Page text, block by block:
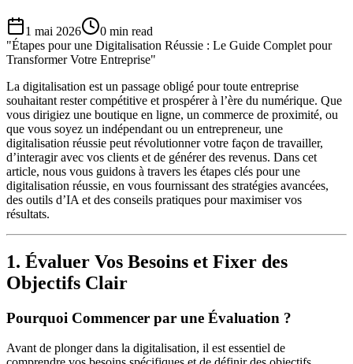
1 mai 2026 0 min read
"Étapes pour une Digitalisation Réussie : Le Guide Complet pour
Transformer Votre Entreprise"
La digitalisation est un passage obligé pour toute entreprise
souhaitant rester compétitive et prospérer à l’ère du numérique. Que
vous dirigiez une boutique en ligne, un commerce de proximité, ou
que vous soyez un indépendant ou un entrepreneur, une
digitalisation réussie peut révolutionner votre façon de travailler,
d’interagir avec vos clients et de générer des revenus. Dans cet
article, nous vous guidons à travers les étapes clés pour une
digitalisation réussie, en vous fournissant des stratégies avancées,
des outils d’IA et des conseils pratiques pour maximiser vos
résultats.
1. Évaluer Vos Besoins et Fixer des
Objectifs Clair
Pourquoi Commencer par une Évaluation ?
Avant de plonger dans la digitalisation, il est essentiel de